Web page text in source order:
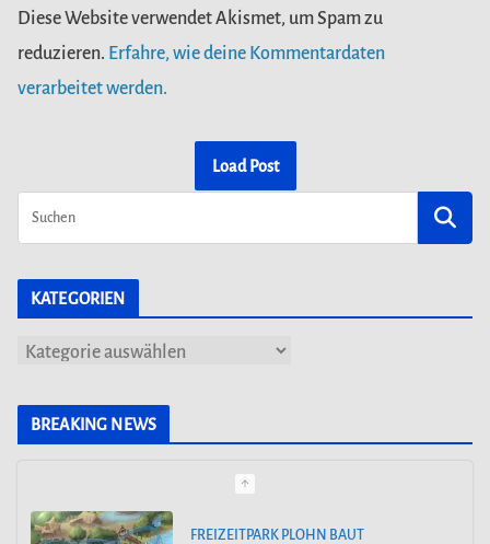
Diese Website verwendet Akismet, um Spam zu
reduzieren. Erfahre, wie deine Kommentardaten
verarbeitet werden.
Load Post
KATEGORIEN
K
BREAKING NEWS
AUS DEM WELTALL NACH ZIRNDORF: